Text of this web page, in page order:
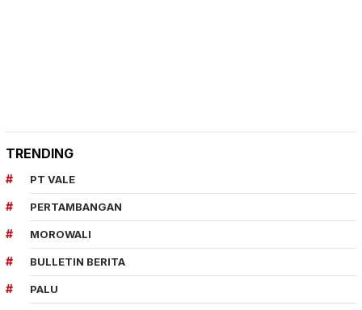
TRENDING
PT VALE
PERTAMBANGAN
MOROWALI
BULLETIN BERITA
PALU